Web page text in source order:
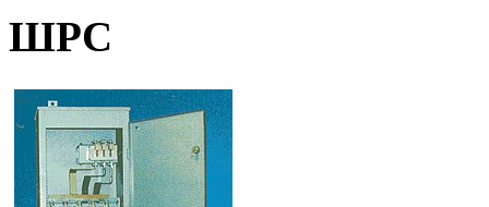
ШРС